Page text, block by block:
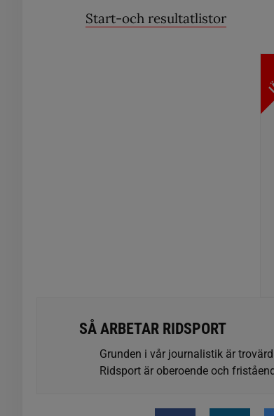
Start-och resultatlistor
SÅ ARBETAR RIDSPORT
Grunden i vår journalistik är
Ridsport är oberoende och